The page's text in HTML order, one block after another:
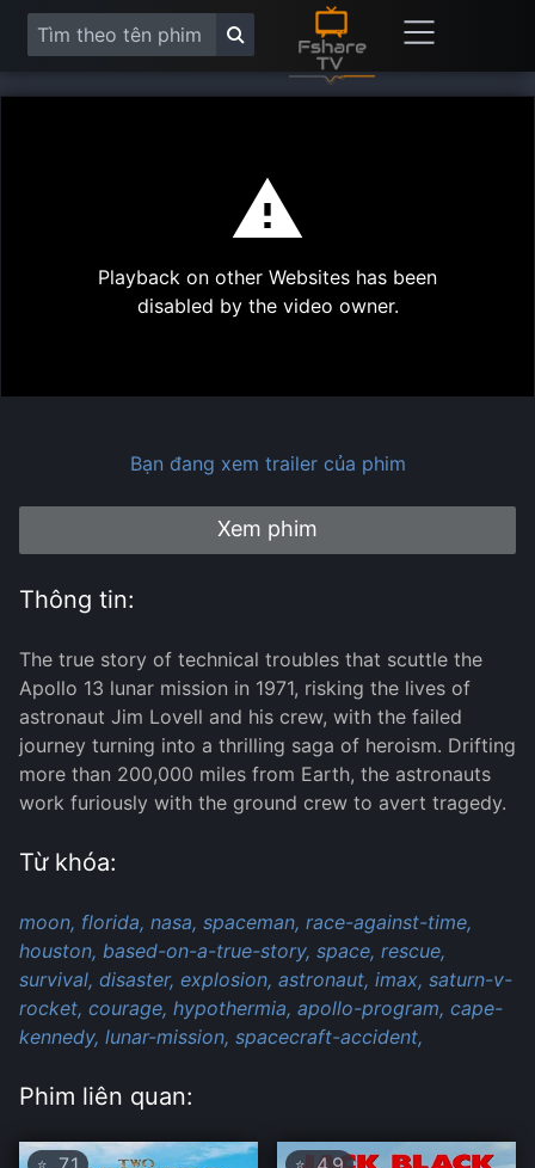
Play
Playback on other Websites has been
disabled by the video owner.
Bạn đang xem trailer của phim
Xem phim
Thông tin:
The true story of technical troubles that scuttle the
Apollo 13 lunar mission in 1971, risking the lives of
astronaut Jim Lovell and his crew, with the failed
journey turning into a thrilling saga of heroism. Drifting
more than 200,000 miles from Earth, the astronauts
work furiously with the ground crew to avert tragedy.
Từ khóa:
moon, florida, nasa, spaceman, race-against-time,
houston, based-on-a-true-story, space, rescue,
survival, disaster, explosion, astronaut, imax, saturn-v-
rocket, courage, hypothermia, apollo-program, cape-
kennedy, lunar-mission, spacecraft-accident,
Phim liên quan:
⭐ ⭐